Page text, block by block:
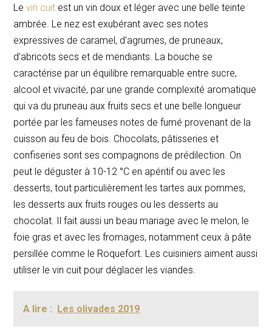
Levin cuit est un vin doux et léger avec une belle teinte
ambrée. Le nez est exubérant avec ses notes
expressives de caramel, d’agrumes, de pruneaux,
d’abricots secs et de mendiants. La bouche se
caractérise par un équilibre remarquable entre sucre,
alcool et vivacité, par une grande complexité aromatique
qui va du pruneau aux fruits secs et une belle longueur
portée par les fameuses notes de fumé provenant de la
cuisson au feu de bois. Chocolats, pâtisseries et
confiseries sont ses compagnons de prédilection. On
peut le déguster à 10-12 °C en apéritif ou avec les
desserts, tout particulièrement les tartes aux pommes,
les desserts aux fruits rouges ou les desserts au
chocolat. Il fait aussi un beau mariage avec le melon, le
foie gras et avec les fromages, notamment ceux à pâte
persillée comme le Roquefort. Les cuisiniers aiment aussi
utiliser le vin cuit pour déglacer les viandes.
A lire : Les olivades 2019